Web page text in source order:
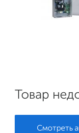
Товар
Смотреть